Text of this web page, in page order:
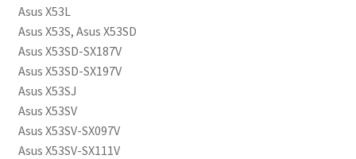
Asus X53L
Asus X53S, Asus X53SD
Asus X53SD-SX187V
Asus X53SD-SX197V
Asus X53SJ
Asus X53SV
Asus X53SV-SX097V
Asus X53SV-SX111V